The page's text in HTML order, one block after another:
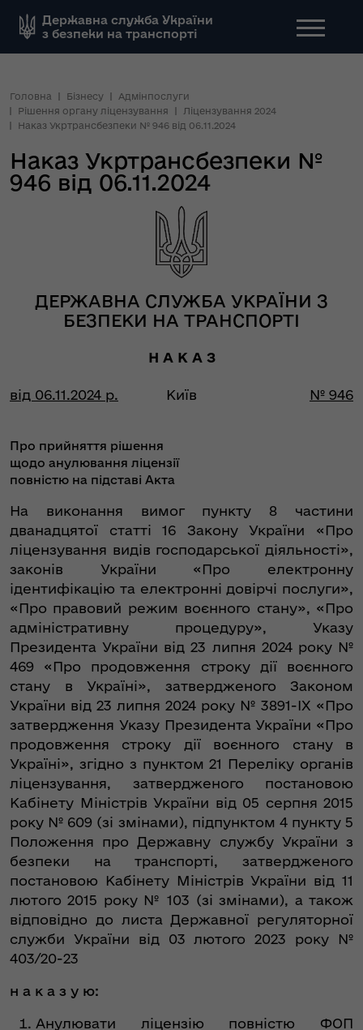
Державна служба України
з безпеки на транспорті
Головна Бізнесу
Адмінпослуги
Рішення органу ліцензування
Ліцензування 2024
Наказ Укртрансбезпеки № 946 від 06.11.2024
Наказ Укртрансбезпеки №
946 від 06.11.2024
ДЕРЖАВНА СЛУЖБА УКРАЇНИ З
БЕЗПЕКИ НА ТРАНСПОРТІ
Н А К А З
від 06.11.2024 р. Київ № 946
Про прийняття рішення
щодо анулювання ліцензії
повністю на підставі Акта
На виконання вимог пункту 8 частини
дванадцятої статті 16 Закону України «Про
ліцензування видів господарської діяльності»,
законів України «Про електронну
ідентифікацію та електронні довірчі послуги»,
«Про правовий режим воєнного стану», «Про
адміністративну процедуру», Указу
Президента України від 23 липня 2024 року №
469 «Про продовження строку дії воєнного
стану в Україні», затвердженого Законом
України від 23 липня 2024 року № 3891-IX «Про
затвердження Указу Президента України «Про
продовження строку дії воєнного стану в
Україні», згідно з пунктом 21 Переліку органів
ліцензування, затвердженого постановою
Кабінету Міністрів України від 05 серпня 2015
року № 609 (зі змінами), підпунктом 4 пункту 5
Положення про Державну службу України з
безпеки на транспорті, затвердженого
постановою Кабінету Міністрів України від 11
лютого 2015 року № 103 (зі змінами), а також
відповідно до листа Державної регуляторної
служби України від 03 лютого 2023 року №
403/20-23
н а к а з у ю:
Анулювати ліцензію повністю ФОП